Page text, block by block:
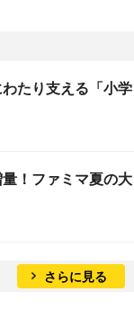
たり支える「小学
！ファミマ夏の大
さらに見る